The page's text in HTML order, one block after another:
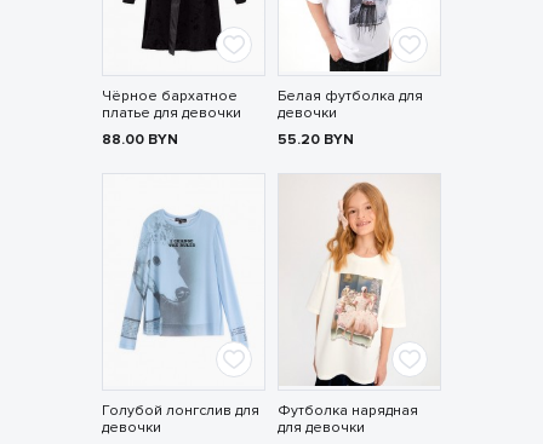
Чёрное бархатное
платье для девочки
88.00 BYN
Белая футболка для
девочки
55.20 BYN
Голубой лонгслив для
девочки
Футболка нарядная
для девочки